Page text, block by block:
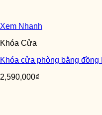
Xem Nhanh
Khóa Cửa
Khóa cửa phòng bằng
2,590,000₫